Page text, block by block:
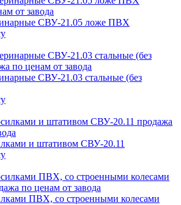
СВУ-21.05 ложе ПВХ
СВУ-21.03 стальные (без
и штативом СВУ-20.11
ПВХ, со строенными колесами